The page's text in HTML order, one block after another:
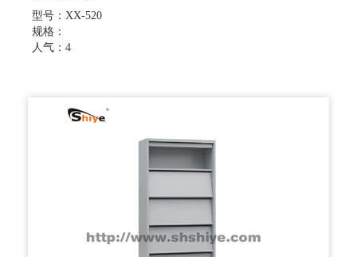
型号：XX-520
规格：
人气：4